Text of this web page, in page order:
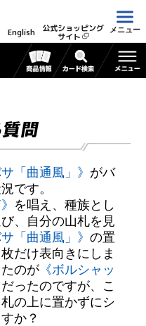
English 公式ショッピング
サイト
メニュー
問
「曲通風」》 がバ
です。
を唱え、種族とし
、自分の山札を見
「曲通風」》 の置
だけ表向きにしま
のが 《ボルシャッ
だったのですが、こ
の上に置かずにシ
か？